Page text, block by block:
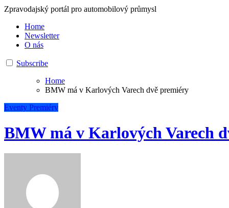
Zpravodajský portál pro automobilový průmysl
Home
Newsletter
O nás
Subscribe
Home
BMW má v Karlových Varech dvě premiéry
Eventy Premiéry
BMW má v Karlových Varech